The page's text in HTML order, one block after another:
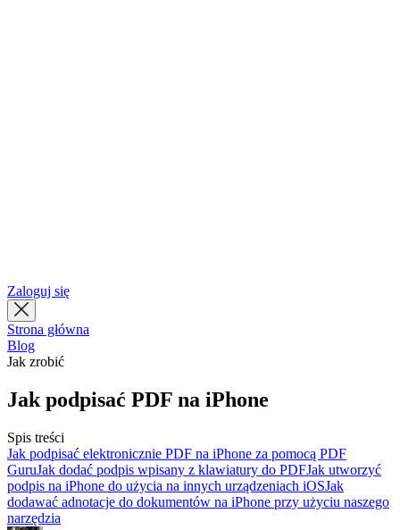
Zaloguj się
Strona główna
Blog
Jak zrobić
Jak podpisać PDF na iPhone
Spis treści
Jak podpisać elektronicznie PDF na iPhone za pomocą PDF
GuruJak dodać podpis wpisany z klawiatury do PDFJak utworzyć
podpis na iPhone do użycia na innych urządzeniach iOSJak
dodawać adnotacje do dokumentów na iPhone przy użyciu naszego
narzędzia